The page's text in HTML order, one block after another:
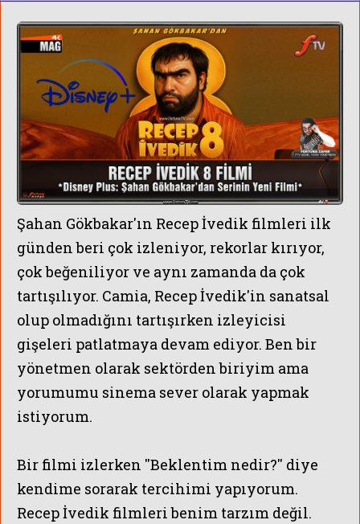
MERCAN
Şahan Gökbakar'ın Recep İvedik filmleri ilk
günden beri çok izleniyor, rekorlar kırıyor,
çok beğeniliyor ve aynı zamanda da çok
tartışılıyor. Camia, Recep İvedik'in sanatsal
olup olmadığını tartışırken izleyicisi
gişeleri patlatmaya devam ediyor. Ben bir
yönetmen olarak sektörden biriyim ama
yorumumu sinema sever olarak yapmak
istiyorum.
Bir filmi izlerken ''Beklentim nedir?'' diye
kendime sorarak tercihimi yapıyorum.
Recep İvedik filmleri benim tarzım değil.